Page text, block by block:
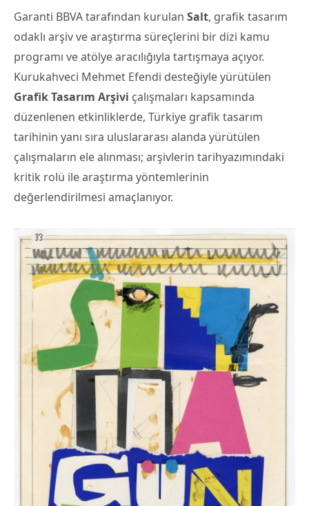
Garanti BBVA tarafından kurulan Salt, grafik tasarım
odaklı arşiv ve araştırma süreçlerini bir dizi kamu
programı ve atölye aracılığıyla tartışmaya açıyor.
Kurukahveci Mehmet Efendi desteğiyle yürütülen
Grafik Tasarım Arşivi çalışmaları kapsamında
düzenlenen etkinliklerde, Türkiye grafik tasarım
tarihinin yanı sıra uluslararası alanda yürütülen
çalışmaların ele alınması; arşivlerin tarihyazımındaki
kritik rolü ile araştırma yöntemlerinin
değerlendirilmesi amaçlanıyor.